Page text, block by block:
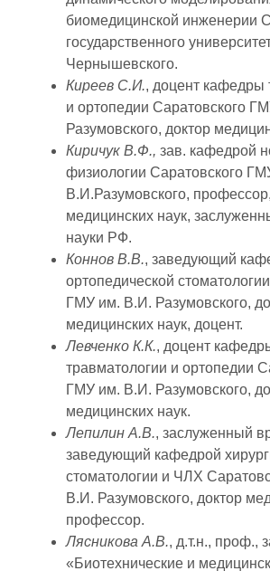
биомедицинской инженерии
государственного
Чернышевского.
Киреев С.И., доцент кафедры
и ортопедии Саратовского
Разумовского, доктор
Киричук В.Ф., зав. кафедрой
физиологии Саратовского
В.И.Разумовского,
медицинских наук,
науки РФ.
Коннов В.В., заведующий
ортопедической
ГМУ им. В.И. Разумовского,
медицинских наук, доцент.
Левченко К.К., доцент
травматологии и ортопедии
ГМУ им. В.И. Разумовского,
медицинских наук.
Лепилин А.В., заслуженный
заведующий кафедрой
стоматологии и ЧЛХ
В.И. Разумовского, доктор
профессор.
Лясникова А.В., д.т.н., проф.,
«Биотехнические и